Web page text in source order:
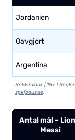
Jordanien
Oavgjort
Argentina
Reklamlänk | 18+ |
spelpaus.se.
Antal mål –
Messi